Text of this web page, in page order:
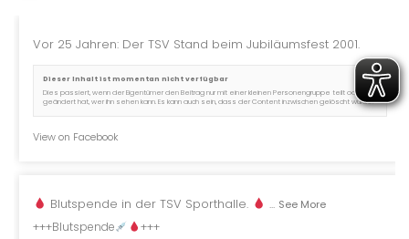
Vor 25 Jahren: Der TSV Stand beim Jubiläumsfest 2001.
Dieser Inhalt ist momentan nicht verfügbar
Dies passiert, wenn der Eigentümer den Beitrag nur mit einer kleinen Personengruppe teilt oder er
geändert hat, wer ihn sehen kann. Es kann auch sein, dass der Content inzwischen gelöscht wurde.
View on Facebook
Blutspende in der TSV Sporthalle.
+++Blutspende +++
... See More